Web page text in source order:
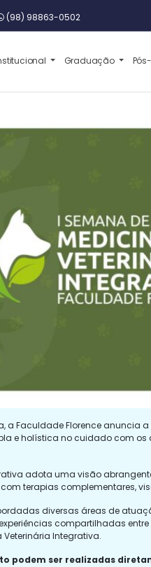
(98) 98863-0502
Graduação
a Faculdade Florence anuncia
e holística no cuidado com os
adota uma visão
terapias complementares,
diversas áreas de
compartilhadas
Integrativa.
podem ser realizadas